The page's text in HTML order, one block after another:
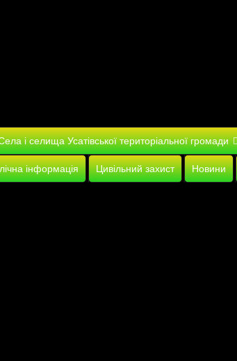
і селища Усатівської територіальної громади
інформація Цивільний захист Новини